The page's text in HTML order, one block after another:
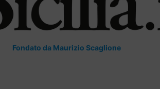
Fondato da Maurizio Scaglione